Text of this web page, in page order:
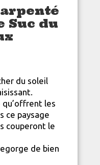
Suc du
du soleil
les
ce paysage
couperont le
de bien